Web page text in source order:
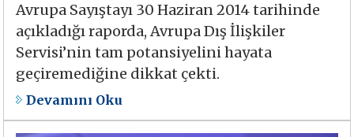
Avrupa Sayıştayı 30 Haziran 2014 tarihinde
açıkladığı raporda, Avrupa Dış İlişkiler
Servisi’nin tam potansiyelini hayata
geçiremediğine dikkat çekti.
Devamını Oku